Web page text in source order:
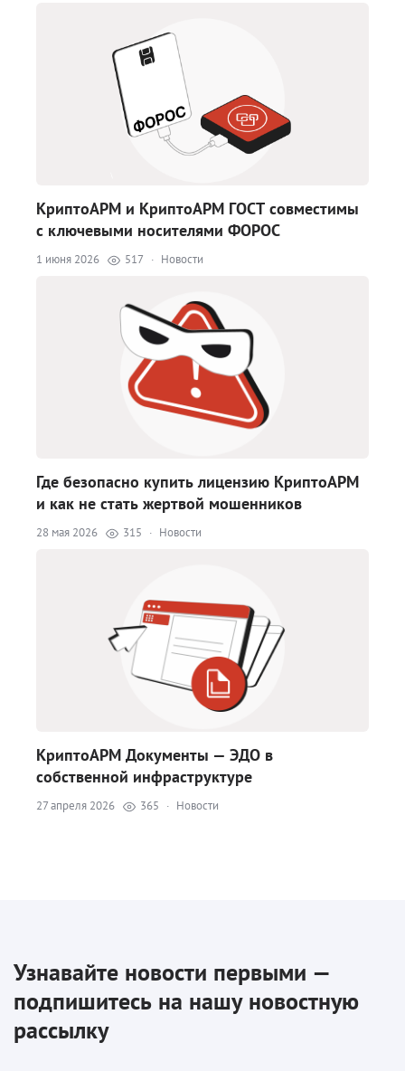
КриптоАРМ и КриптоАРМ ГОСТ совместимы
с ключевыми носителями ФОРОС
1 июня 2026 517 · Новости
Где безопасно купить лицензию КриптоАРМ
и как не стать жертвой мошенников
28 мая 2026 315 · Новости
КриптоАРМ Документы — ЭДО в
собственной инфраструктуре
27 апреля 2026 365 · Новости
Узнавайте новости первыми —
подпишитесь на нашу новостную
рассылку